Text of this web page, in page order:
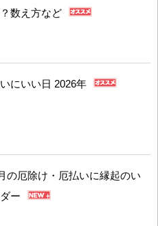
数え方など
にいい日 2026年
の厄除け・厄払いに縁起のい
ー